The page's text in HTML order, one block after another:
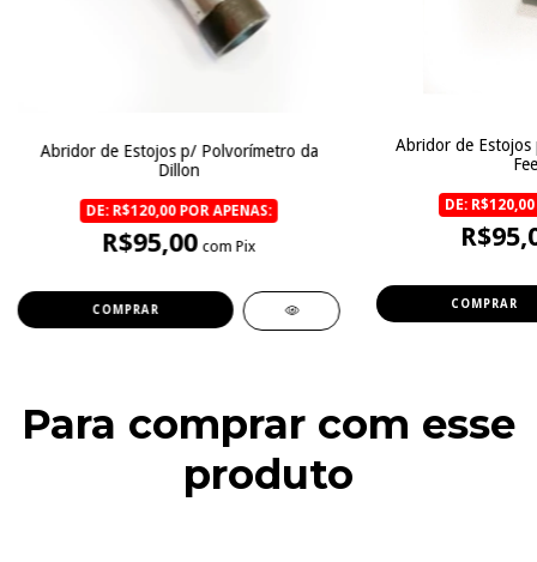
Abridor de Estojos p/ Polvorímetro da
Dillon
DE: R$120,00 POR APENAS:
R$95,00 com Pix
COMPRAR
Abridor de
DE:
COMPRAR
Para comprar com esse
produto